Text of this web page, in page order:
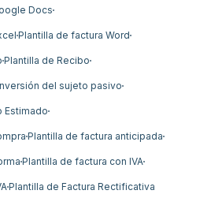
Docs
Plantilla de factura Word
Plantilla de Recibo
del sujeto pasivo
Estimado
Plantilla de factura anticipada
Plantilla de factura con IVA
Plantilla de Factura Rectificativa